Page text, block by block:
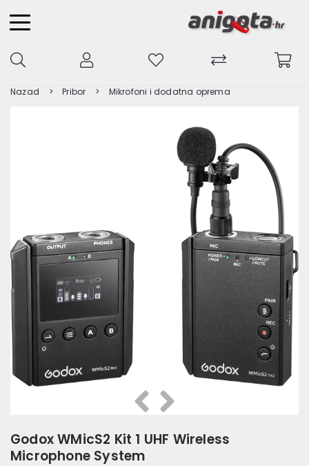
Nazad Pribor Mikrofoni i dodatna oprema
PrethodnaSlijedeća
Godox WMicS2 Kit 1 UHF Wireless
Microphone System